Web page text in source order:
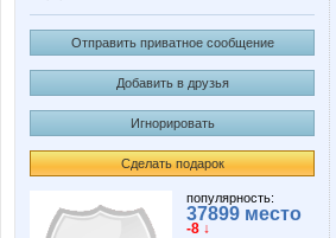
Отправить приватное сообщение
Добавить в друзья
Игнорировать
Сделать подарок
популярность:
37899 место
-8 ↓